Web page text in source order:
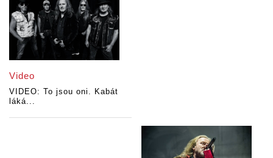
Video
VIDEO: To jsou oni. Kabát
láká...